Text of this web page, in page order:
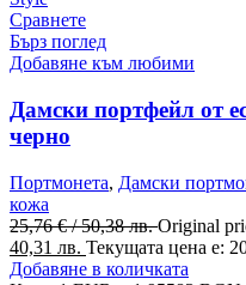
Сравнете
Бърз поглед
Добавяне към любими
Дамски портфейл от
черно
Портмонета, Дамски
кожа
25,76€/ 50,38 лв.Original
40,31 лв. Текущата цена е:
Добавяне в количката